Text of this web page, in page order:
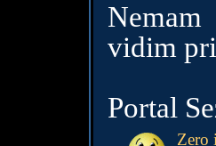
vidim
Portal
Zero